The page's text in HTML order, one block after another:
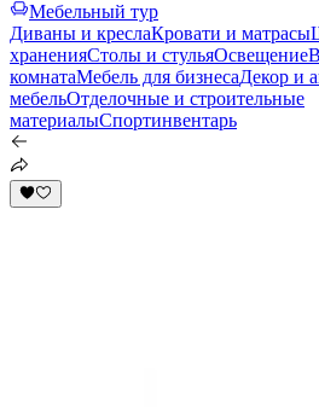
Мебельный тур
Диваны и креслаКровати и матрасы
храненияСтолы и стульяОсвещение
комнатаМебель для бизнесаДекор и
мебельОтделочные и строительные
материалыСпортинвентарь